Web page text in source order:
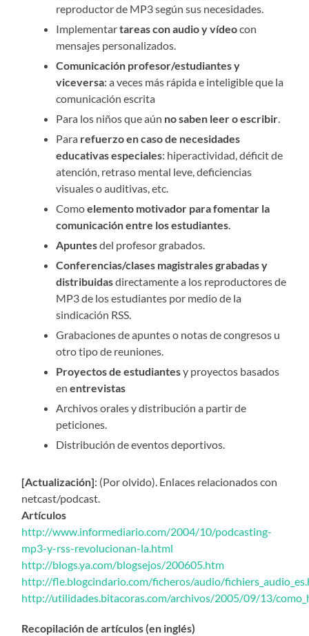
reproductor de MP3 según sus necesidades.
Implementartareas con audio y vídeocon
mensajes personalizados.
Comunicación profesor/estudiantes y
viceversa: a veces más rápida e inteligible que la
comunicación escrita
Para los niños que aún no saben leer o escribir.
Para refuerzo en caso de necesidades
educativas especiales: hiperactividad, déficit de
atención, retraso mental leve, deficiencias
visuales o auditivas, etc.
Comoelemento motivador para fomentar la
comunicación entre los estudiantes.
Apuntesdel profesor grabados.
Conferencias/clases magistrales grabadas y
distribuidasdirectamente a los reproductores de
MP3 de los estudiantes por medio de la
sindicación RSS.
Grabaciones de apuntes o notas de congresos u
otro tipo de reuniones.
Proyectos de estudiantesy proyectos basados
enentrevistas
Archivos orales y distribución a partir de
peticiones.
Distribución de eventos deportivos.
[Actualización]: (Por olvido). Enlaces relacionados con
netcast/podcast.
Artículos
http://www.informediario.com/2004/10/podcasting-
mp3-y-rss-revolucionan-la.html
http://blogs.ya.com/blogsejos/200605.htm
http://fle.blogcindario.com/ficheros/audio/
http://utilidades.bitacoras.com/archivos/2005/09/13/
Recopilación de artículos (en inglés)